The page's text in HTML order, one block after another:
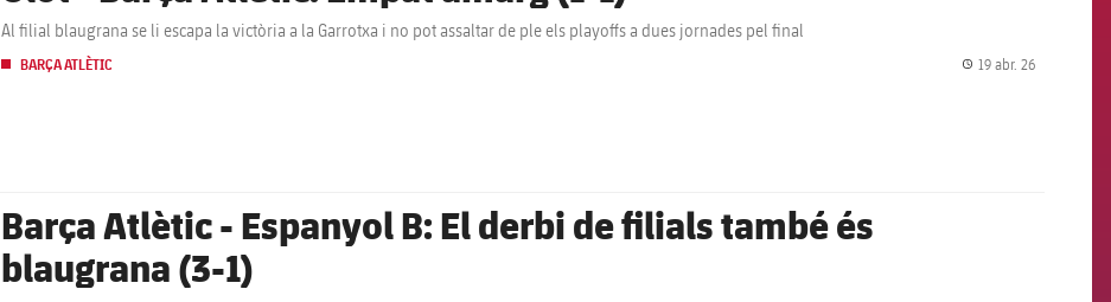
Al filial blaugrana se li escapa la victòria a la Garrotxa i no pot assaltar de ple els playoffs a dues jornades pel final
BARÇA ATLÈTIC 19 abr. 26
Barça Atlètic - Espanyol B: El derbi de filials també és
blaugrana (3-1)